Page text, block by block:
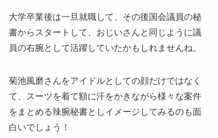
大学卒業後は一旦就職して、その後国会議員の秘
書からスタートして、おじいさんと同じように議
員の右腕として活躍していたかもしれませんね。
菊池風磨さんをアイドルとしての顔だけではなく
て、スーツを着て額に汗をかきながら様々な案件
をまとめる辣腕秘書としイメージしてみるのも面
白いでしょう！